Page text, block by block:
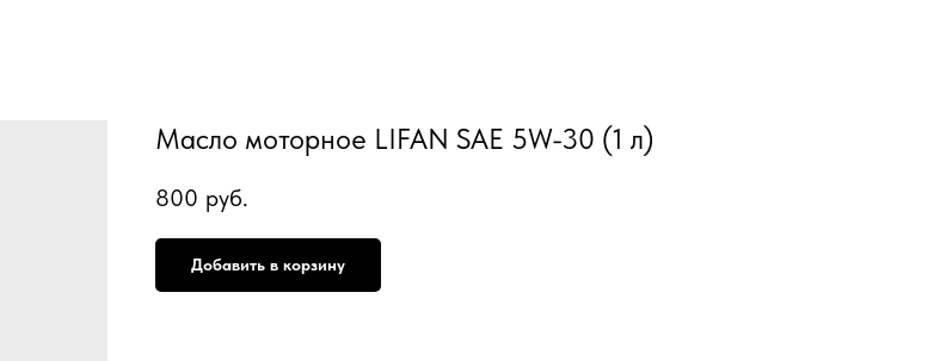
Масло моторное LIFAN SAE 5W-30 (1 л)
800 руб.
Добавить в корзину